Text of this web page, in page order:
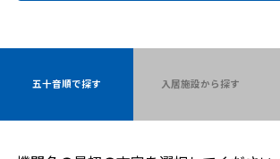
五十音順で探す 入居施設から探す